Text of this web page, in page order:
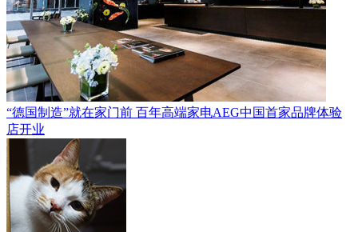
“德国制造”就在家门前 百年高端家电AEG中国首家品牌体验
店开业